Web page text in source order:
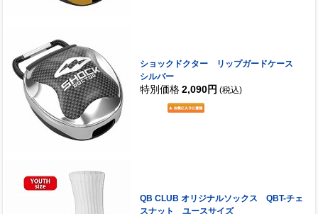
ショックドクター リップガードケース
シルバー
特別価格 2,090円 (税込)
QB CLUB オリジナルソックス QBT-チェ
スナット ユースサイズ